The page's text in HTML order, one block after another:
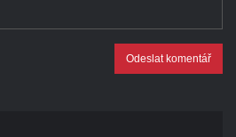
Odeslat komentář